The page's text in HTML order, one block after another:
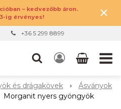
– kedvezőbb áron.
ig érvényes!
×
+36 5 299 8899
és drágakövek
Ásványok
Morganit nyers gyöngyök